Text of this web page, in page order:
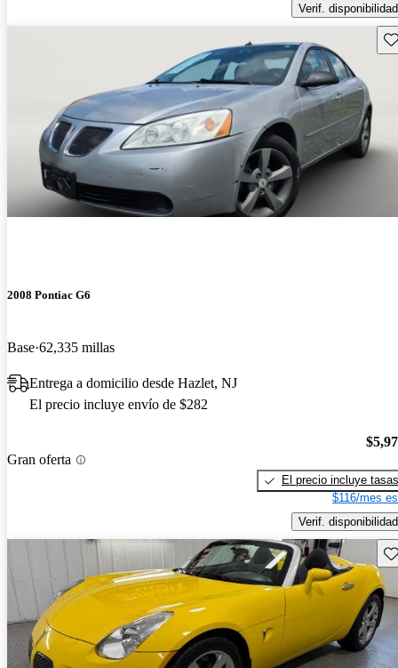
Verif. disponibilidad
2008 Pontiac G6
Base 62,335 millas
Entrega a domicilio desde Hazlet, NJ
El precio incluye envío de $282
Gran oferta
El precio incluye tasas
$116/mes
Verif. disponibilidad